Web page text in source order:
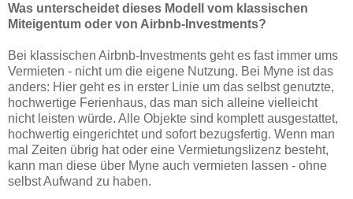
Was unterscheidet dieses Modell vom klassischen
Miteigentum oder von Airbnb-Investments?
Bei klassischen Airbnb-Investments geht es fast immer ums
Vermieten - nicht um die eigene Nutzung. Bei Myne ist das
anders: Hier geht es in erster Linie um das selbst genutzte,
hochwertige Ferienhaus, das man sich alleine vielleicht
nicht leisten würde. Alle Objekte sind komplett ausgestattet,
hochwertig eingerichtet und sofort bezugsfertig. Wenn man
mal Zeiten übrig hat oder eine Vermietungslizenz besteht,
kann man diese über Myne auch vermieten lassen - ohne
selbst Aufwand zu haben.